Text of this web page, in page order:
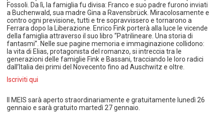
Fossoli. Da lì, la famiglia fu divisa: Franco e suo padre furono inviati
a Buchenwald, sua madre Gina a Ravensbrück. Miracolosamente e
contro ogni previsione, tutti e tre sopravvissero e tornarono a
Ferrara dopo la Liberazione. Enrico Fink porterà alla luce le vicende
della famiglia attraverso il suo libro “Patrilineare. Una storia di
fantasmi”. Nelle sue pagine memoria e immaginazione collidono:
la vita di Elias, protagonista del romanzo, si intreccia tra le
generazioni delle famiglie Fink e Bassani, tracciando le loro radici
dall’Italia dei primi del Novecento fino ad Auschwitz e oltre.
Iscriviti qui
Il MEIS sarà aperto straordinariamente e gratuitamente lunedì 26
gennaio e sarà gratuito martedì 27 gennaio.